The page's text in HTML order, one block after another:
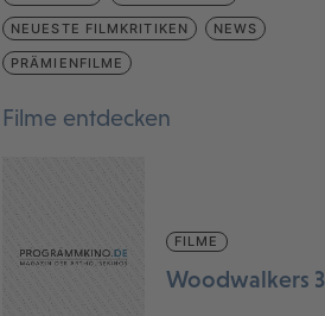
NEUESTE FILMKRITIKEN NEWS
PRÄMIENFILME
Filme entdecken
FILME
Woodwalkers 3